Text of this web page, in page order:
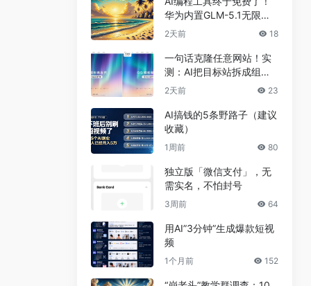
华为内置GLM-5.1无限
用，npm装完就能写代码
2天前 18
一句话克隆任意网站！实
测：AI把目标站拆成组
件，差异不到5%
2天前 23
AI搞钱的5条野路子（建议
收藏）
1周前 80
独立版「微信支付」，无
需实名，不怕封号
3周前 64
用AI”3分钟”生成爆款短视
频
1个月前 152